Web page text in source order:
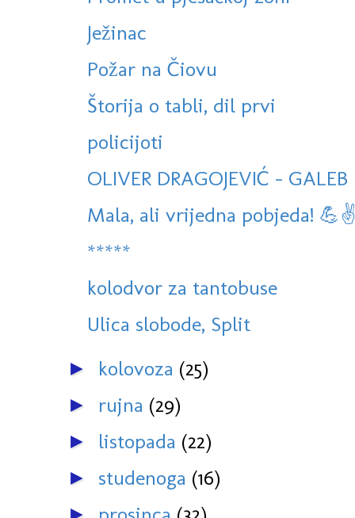
Ježinac
Požar na Čiovu
Štorija o tabli, dil prvi
policijoti
OLIVER DRAGOJEVIĆ -
Mala, ali vrijedna pobjeda!
*****
kolodvor za tantobuse
Ulica slobode, Split
► kolovoza (25)
► rujna (29)
► listopada (22)
► studenoga (16)